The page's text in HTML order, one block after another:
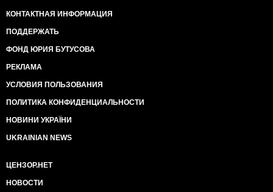
КОНТАКТНАЯ ИНФОРМАЦИЯ
ПОДДЕРЖАТЬ
ФОНД ЮРИЯ БУТУСОВА
РЕКЛАМА
УСЛОВИЯ ПОЛЬЗОВАНИЯ
ПОЛИТИКА КОНФИДЕНЦИАЛЬНОСТИ
НОВИНИ УКРАЇНИ
UKRAINIAN NEWS
ЦЕНЗОР.НЕТ
НОВОСТИ